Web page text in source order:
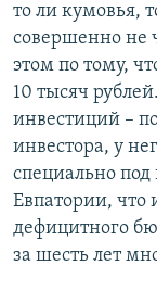
то ли кумовья,
совершенно не
этом по тому,
10 тысяч
инвестиций –
инвестора, у
специально под
Евпатории, что
дефицитного
за шесть лет